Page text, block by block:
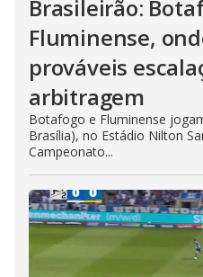
Brasileirão:
Fluminense,
prováveis
arbitragem
Botafogo e Fluminense
Brasília), no Estádio Nilton
Campeonato...